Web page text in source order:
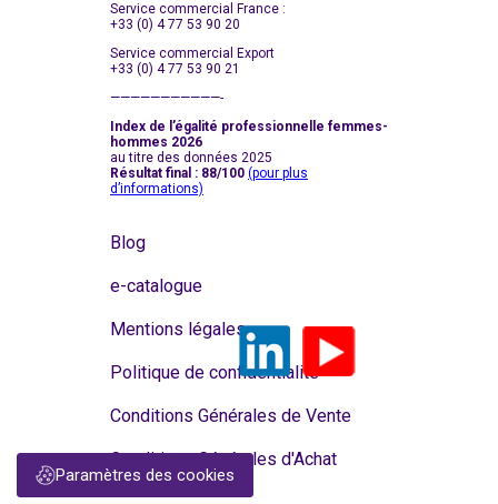
Service commercial France :
+33 (0) 4 77 53 90 20
Service commercial Export
+33 (0) 4 77 53 90 21
———————————-
Index de l’égalité professionnelle femmes-
hommes 2026
au titre des données 2025
Résultat final : 88/100 (pour plus
d’informations)
Blog
e-catalogue
Mentions légales
Politique de confidentialité
Conditions Générales de Vente
Conditions Générales d'Achat
Paramètres des cookies